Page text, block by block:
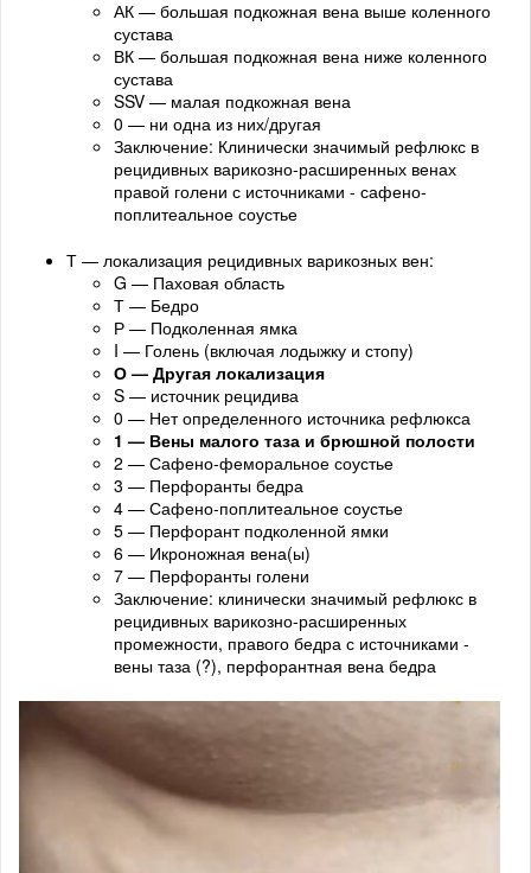
АК — большая подкожная вена выше коленного
сустава
ВК — большая подкожная вена ниже коленного
сустава
SSV — малая подкожная вена
0 — ни одна из них/другая
Заключение: Клинически значимый рефлюкс в
рецидивных варикозно-расширенных венах
правой голени с источниками - сафено-
поплитеальное соустье
Т — локализация рецидивных варикозных вен:
G — Паховая область
Т — Бедро
Р — Подколенная ямка
I — Голень (включая лодыжку и стопу)
О — Другая локализация
S — источник рецидива
0 — Нет определенного источника рефлюкса
1 — Вены малого таза и брюшной полости
2 — Сафено-феморальное соустье
3 — Перфоранты бедра
4 — Сафено-поплитеальное соустье
5 — Перфорант подколенной ямки
6 — Икроножная вена(ы)
7 — Перфоранты голени
Заключение: клинически значимый рефлюкс в
рецидивных варикозно-расширенных
промежности, правого бедра с источниками -
вены таза (?), перфорантная вена бедра